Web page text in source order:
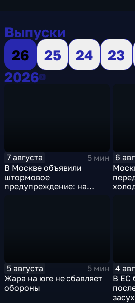
Выпуски
26
25 24 23
20262026
7 августа
5 мин
В Москве объявили
штормовое
предупреждение: на
6
5 августа
5 мин
Жара на юге не сбавляет
обороны
4
В ЕС